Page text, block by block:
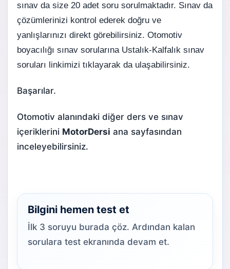
sınav da size 20 adet soru sorulmaktadır. Sınav da
çözümlerinizi kontrol ederek doğru ve
yanlışlarınızı direkt görebilirsiniz. Otomotiv
boyacılığı sınav sorularına Ustalık-Kalfalık sınav
soruları linkimizi tıklayarak da ulaşabilirsiniz.
Başarılar.
Otomotiv alanındaki diğer ders ve sınav
içeriklerini MotorDersi ana sayfasından
inceleyebilirsiniz.
Bilgini hemen test et
İlk 3 soruyu burada çöz. Ardından kalan
sorulara test ekranında devam et.